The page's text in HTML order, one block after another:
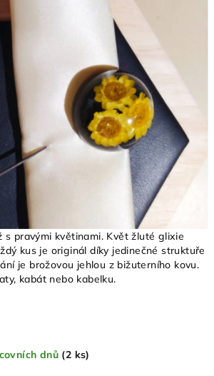
s pravými květinami. Květ žluté glixie
kus je originál díky jedinečné struktuře
je brožovou jehlou z bižuterního kovu.
kabát nebo kabelku.
dnů (2 ks)